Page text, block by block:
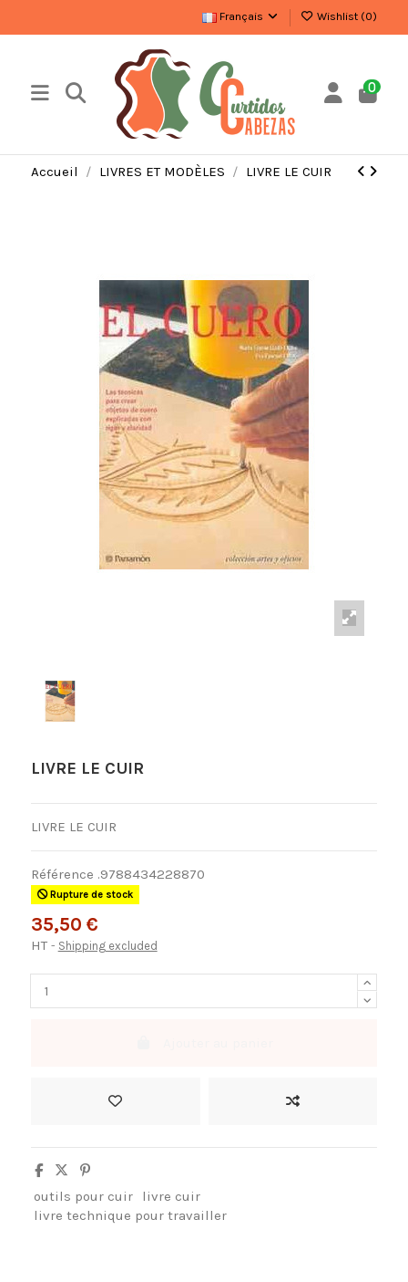
Français Wishlist (0)
0
Accueil LIVRES ET MODÈLES LIVRE LE CUIR
LIVRE LE CUIR
LIVRE LE CUIR
Référence .9788434228870
Rupture de stock
35,50 €
HT Shipping excluded
outils pour cuir
livre cuir
livre technique pour travailler